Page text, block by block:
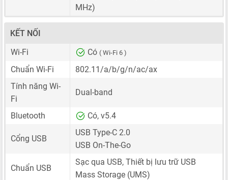
MHz)
KẾT NỐI
Wi-Fi
Có ( Wi-Fi 6 )
Chuẩn Wi-Fi
802.11/a/b/g/n/ac/ax
Tính năng Wi-
Fi
Dual-band
Bluetooth Có, v5.4
Cổng USB
USB Type-C 2.0
USB On-The-Go
Chuẩn USB
Sạc qua USB, Thiết bị lưu trữ USB
Mass Storage (UMS)